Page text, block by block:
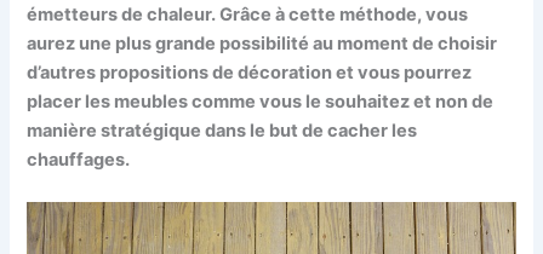
émetteurs de chaleur. Grâce à cette méthode, vous
aurez une plus grande possibilité au moment de choisir
d’autres propositions de décoration et vous pourrez
placer les meubles comme vous le souhaitez et non de
manière stratégique dans le but de cacher les
chauffages.